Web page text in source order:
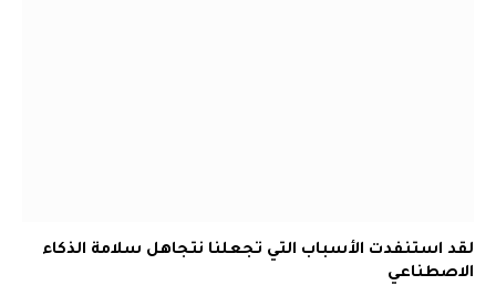
لقد استنفدت الأسباب التي تجعلنا نتجاهل سلامة الذكاء
الاصطناعي